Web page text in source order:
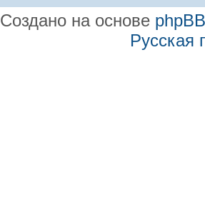
Создано на основе phpBB
Русская